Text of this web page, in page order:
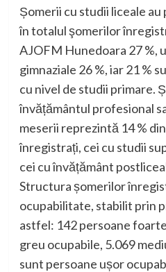
Șomerii cu studii liceale au
în totalul şomerilor
AJOFM Hunedoara 27 %,
gimnaziale 26 %, iar 21 %
cu nivel de studii primare.
învățământul profesional
meserii reprezintă 14 %
înregistrați, cei cu studii
cei cu învățământ
Structura șomerilor
ocupabilitate, stabilit prin
astfel: 142 persoane
greu ocupabile, 5.069
sunt persoane ușor